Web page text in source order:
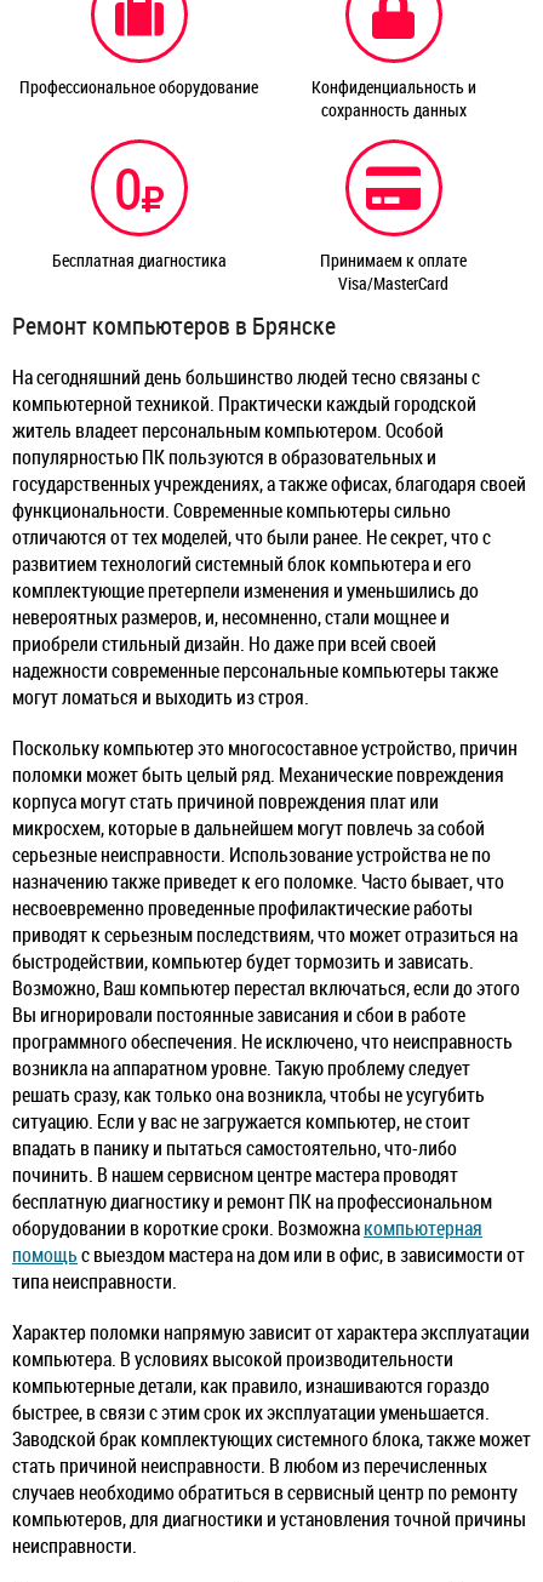
Профессиональное оборудование
Конфиденциальность и
сохранность данных
0
Бесплатная диагностика
Принимаем к оплате
Visa/MasterCard
Ремонт компьютеров в Брянске
На сегодняшний день большинство людей тесно связаны с
компьютерной техникой. Практически каждый городской
житель владеет персональным компьютером. Особой
популярностью ПК пользуются в образовательных и
государственных учреждениях, а также офисах, благодаря своей
функциональности. Современные компьютеры сильно
отличаются от тех моделей, что были ранее. Не секрет, что с
развитием технологий системный блок компьютера и его
комплектующие претерпели изменения и уменьшились до
невероятных размеров, и, несомненно, стали мощнее и
приобрели стильный дизайн. Но даже при всей своей
надежности современные персональные компьютеры также
могут ломаться и выходить из строя.
Поскольку компьютер это многосоставное устройство, причин
поломки может быть целый ряд. Механические повреждения
корпуса могут стать причиной повреждения плат или
микросхем, которые в дальнейшем могут повлечь за собой
серьезные неисправности. Использование устройства не по
назначению также приведет к его поломке. Часто бывает, что
несвоевременно проведенные профилактические работы
приводят к серьезным последствиям, что может отразиться на
быстродействии, компьютер будет тормозить и зависать.
Возможно, Ваш компьютер перестал включаться, если до этого
Вы игнорировали постоянные зависания и сбои в работе
программного обеспечения. Не исключено, что неисправность
возникла на аппаратном уровне. Такую проблему следует
решать сразу, как только она возникла, чтобы не усугубить
ситуацию. Если у вас не загружается компьютер, не стоит
впадать в панику и пытаться самостоятельно, что-либо
починить. В нашем сервисном центре мастера проводят
бесплатную диагностику и ремонт ПК на профессиональном
оборудовании в короткие сроки. Возможнакомпьютерная
помощьс выездом мастера на дом или в офис, в зависимости от
типа неисправности.
Характер поломки напрямую зависит от характера эксплуатации
компьютера. В условиях высокой производительности
компьютерные детали, как правило, изнашиваются гораздо
быстрее, в связи с этим срок их эксплуатации уменьшается.
Заводской брак комплектующих системного блока, также может
стать причиной неисправности. В любом из перечисленных
случаев необходимо обратиться в сервисный центр по ремонту
компьютеров, для диагностики и установления точной причины
неисправности.